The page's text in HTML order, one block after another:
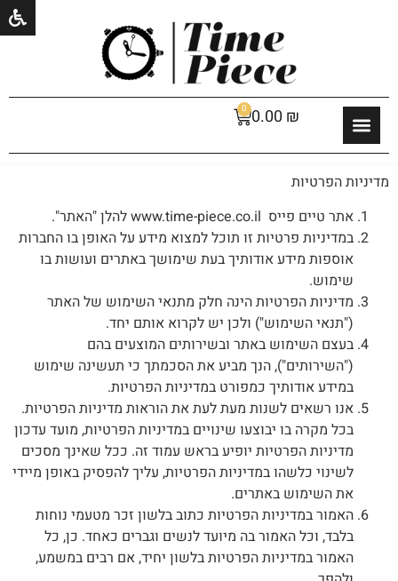
0.00 ₪
0
מדיניות הפרטיות
אתר טיים פייס www.time-piece.co.il להלן "האתר".
במדיניות פרטיות זו תוכל למצוא מידע על האופן בו החברות
אוספות מידע אודותיך בעת שימושך באתרים ועושות בו
שימוש.
מדיניות הפרטיות הינה חלק מתנאי השימוש של האתר
("תנאי השימוש") ולכן יש לקרוא אותם יחד.
בעצם השימוש באתר ובשירותים המוצעים בהם
("השירותים"), הנך מביע את הסכמתך כי תעשינה שימוש
במידע אודותיך כמפורט במדיניות הפרטיות.
אנו רשאים לשנות מעת לעת את הוראות מדיניות הפרטיות.
בכל מקרה בו יבוצעו שינויים במדיניות הפרטיות, מועד עדכון
מדיניות הפרטיות יופיע בראש עמוד זה. ככל שאינך מסכים
לשינוי כלשהו במדיניות הפרטיות, עליך להפסיק באופן מיידי
את השימוש באתרים.
האמור במדיניות הפרטיות כתוב בלשון זכר מטעמי נוחות
בלבד, וכל האמור בה מיועד לנשים וגברים כאחד. כן, כל
האמור במדיניות הפרטיות בלשון יחיד, אם רבים במשמע,